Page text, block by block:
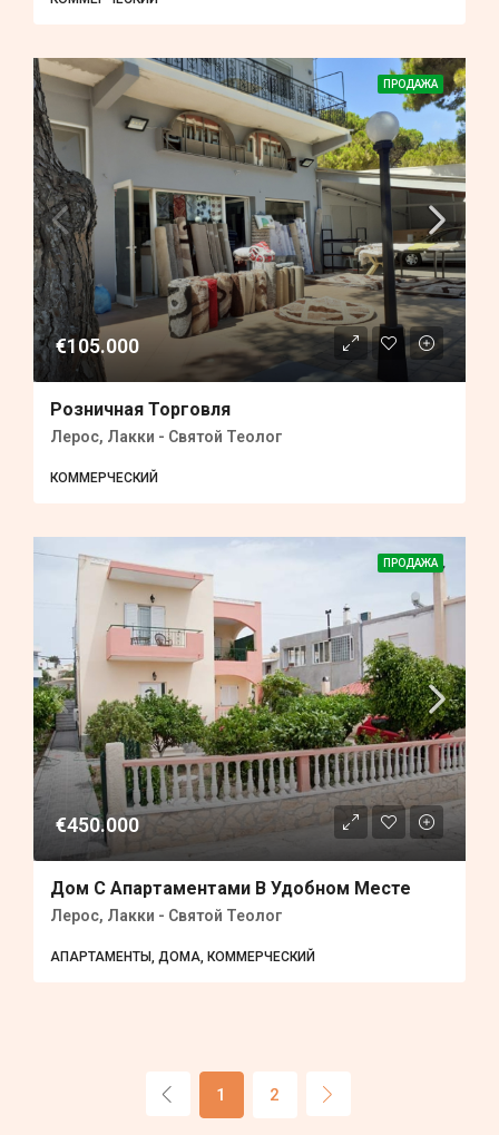
ПРОДАЖА
€105.000
Розничная Торговля
Лерос, Лакки - Святой Теолог
КОММЕРЧЕСКИЙ
ПРОДАЖА
€450.000
Дом С Апартаментами В Удобном Месте
Лерос, Лакки - Святой Теолог
АПАРТАМЕНТЫ, ДОМА, КОММЕРЧЕСКИЙ
1 2